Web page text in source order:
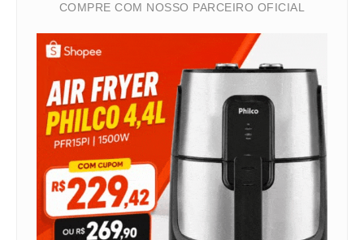
COMPRE COM NOSSO PARCEIRO OFICIAL